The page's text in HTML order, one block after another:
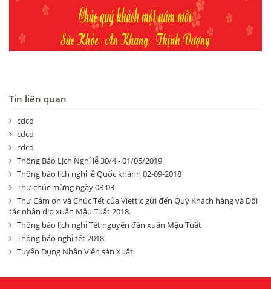
Tin liên quan
cdcd
cdcd
cdcd
Thông Báo Lịch Nghỉ lễ 30/4 - 01/05/2019
Thông báo lịch nghỉ lễ Quốc khánh 02-09-2018
Thư chúc mừng ngày 08-03
Thư Cảm ơn và Chúc Tết của Viettic gửi đến Quý Khách hàng và Đối
tác nhân dịp xuân Mậu Tuất 2018.
Thông báo lịch nghỉ Tết nguyên đán xuân Mậu Tuất
Thông báo nghỉ tết 2018
Tuyển Dụng Nhân Viên sản Xuất